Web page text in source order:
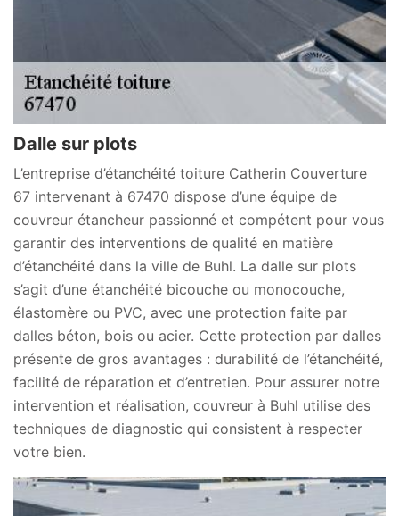
Dalle sur plots
L’entreprise d’étanchéité toiture Catherin Couverture
67 intervenant à 67470 dispose d’une équipe de
couvreur étancheur passionné et compétent pour vous
garantir des interventions de qualité en matière
d’étanchéité dans la ville de Buhl. La dalle sur plots
s’agit d’une étanchéité bicouche ou monocouche,
élastomère ou PVC, avec une protection faite par
dalles béton, bois ou acier. Cette protection par dalles
présente de gros avantages : durabilité de l’étanchéité,
facilité de réparation et d’entretien. Pour assurer notre
intervention et réalisation, couvreur à Buhl utilise des
techniques de diagnostic qui consistent à respecter
votre bien.